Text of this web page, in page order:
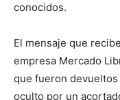
conocidos.
El mensaje que
empresa Mercado
que fueron
oculto por un